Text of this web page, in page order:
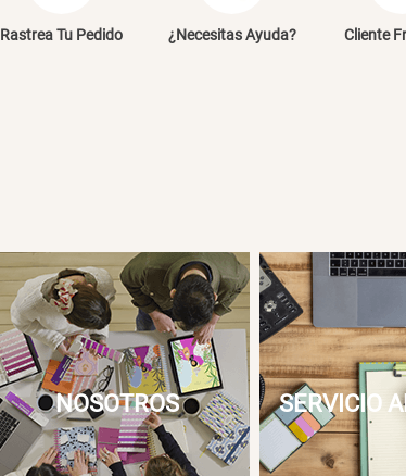
Rastrea Tu Pedido ¿Necesitas Ayuda? Cliente
NOSOTROS SERVICIO